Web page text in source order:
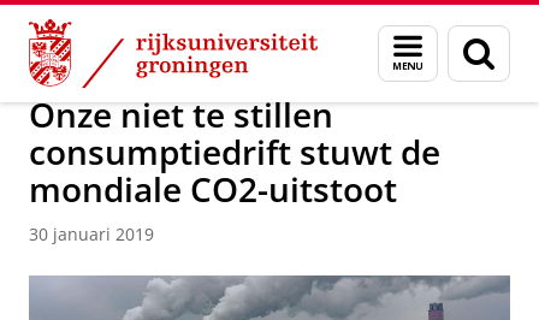
Skip
Content
Skip
Navigation
Menu
en
zoeken
Over ons Actueel Nieuws Nieuwsberichten
Onze niet te stillen
consumptiedrift stuwt de
mondiale CO2-uitstoot
30 januari 2019